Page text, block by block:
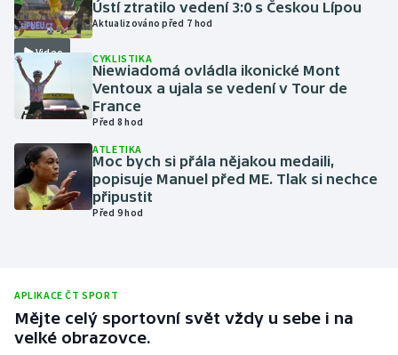
Moderní pětiboj
Motorsport
Olympijské hry
Parasport
Plavání
Rychlobruslení
Video
Ústí ztratilo vedení 3:0 s Českou Lípou
Aktualizováno před 7 hod
CYKLISTIKA
Niewiadomá ovládla ikonické Mont
Ventoux a ujala se vedení v Tour de
France
Před 8 hod
ATLETIKA
Moc bych si přála nějakou medaili,
popisuje Manuel před ME. Tlak si nechce
připustit
Před 9 hod
APLIKACE ČT SPORT
Mějte celý sportovní svět vždy u sebe i na
velké obrazovce.